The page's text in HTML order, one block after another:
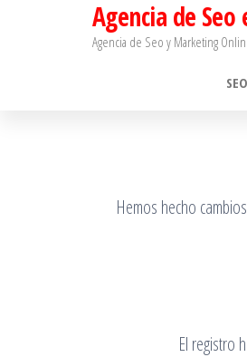
Agencia de Seo
Agencia de Seo y Marketing
Hemos hecho
El registro